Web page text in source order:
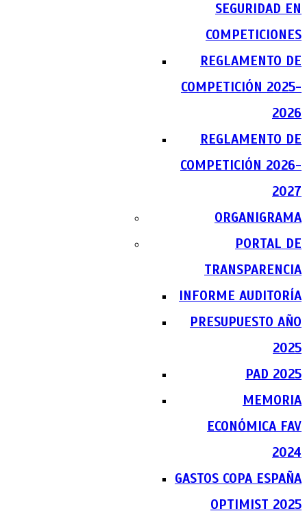
SEGURIDAD EN
COMPETICIONES
REGLAMENTO DE
COMPETICIÓN 2025-
2026
REGLAMENTO DE
COMPETICIÓN 2026-
2027
ORGANIGRAMA
PORTAL DE
TRANSPARENCIA
INFORME AUDITORÍA
PRESUPUESTO AÑO
2025
PAD 2025
MEMORIA
ECONÓMICA FAV
2024
GASTOS COPA ESPAÑA
OPTIMIST 2025